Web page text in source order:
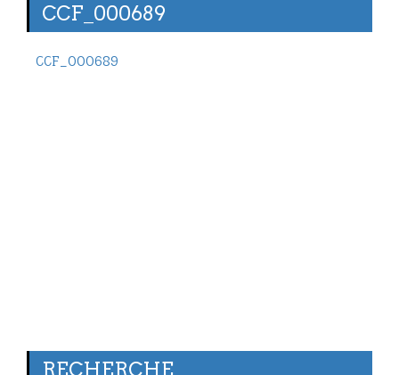
CCF_000689
CCF_000689
RECHERCHE